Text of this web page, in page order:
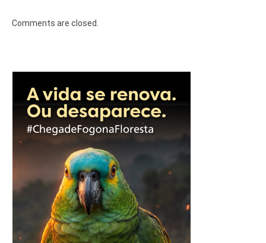
Comments are closed.